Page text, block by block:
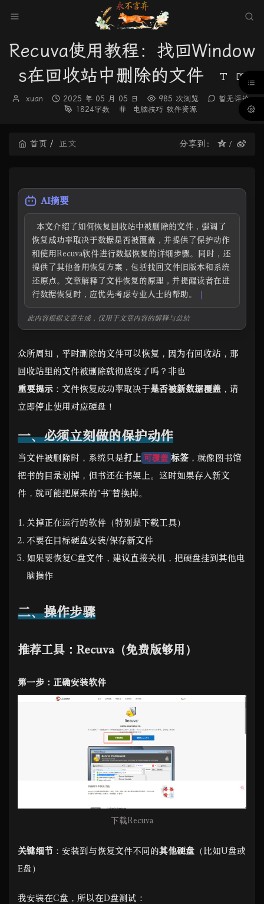
Recuva使用教程：找回Window
s在回收站中删除的文件
博
xuan
发
布
2025 年 05 月 05 日 985 次浏览
暂无评论
1824字数
分
电脑技巧 软件资源
首页 正文 分享到：
AI摘要
恢复成功率取决于数据是否被覆盖，并提供了保护动作
和使用Recuva软件进行数据恢复的详细步骤。同时，还
提供了其他备用恢复方案，包括找回文件旧版本和系统
还原点。文章解释了文件恢复的原理，并提醒读者在进
行数据恢复时，应优先考虑专业人士的帮助。
此内容根据文章生成，仅用于文章内容的解释与总结
众所周知，平时删除的文件可以恢复，因为有回收站，那
回收站里的文件被删除就彻底没了吗？非也
重要提示 ：文件恢复成功率取决于是否被新数据覆盖 ，请
立即停止使用对应硬盘！
一、必须立刻做的保护动作
当文件被删除时，系统只是打上 可覆盖 标签 ，就像图书馆
把书的目录划掉，但书还在书架上。这时如果存入新文
件，就可能把原来的"书"替换掉。
关掉正在运行的软件（特别是下载工具）
不要在目标硬盘安装/保存新文件
如果要恢复C盘文件，建议直接关机，把硬盘挂到其他电
脑操作
二、操作步骤
推荐工具：Recuva（免费版够用）
第一步：正确安装软件
下载Recuva
关键细节 ：安装到与恢复文件不同的其他硬盘 （比如U盘或
E盘）
我安装在C盘，所以在D盘测试：